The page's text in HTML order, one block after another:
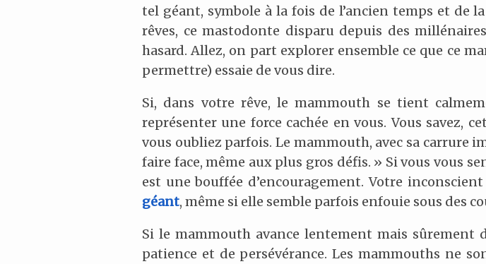
tel géant, symbole à la fois de l’ancien temps et de
rêves, ce mastodonte disparu depuis des
hasard. Allez, on part explorer ensemble ce que ce
permettre) essaie de vous dire.
Si, dans votre rêve, le mammouth se tient
représenter une force cachée en vous. Vous savez,
vous oubliez parfois. Le mammouth, avec sa carrure
faire face, même aux plus gros défis. » Si vous vous
est une bouffée d’encouragement. Votre
géant, même si elle semble parfois enfouie sous des
Si le mammouth avance lentement mais sûrement
patience et de persévérance. Les mammouths ne